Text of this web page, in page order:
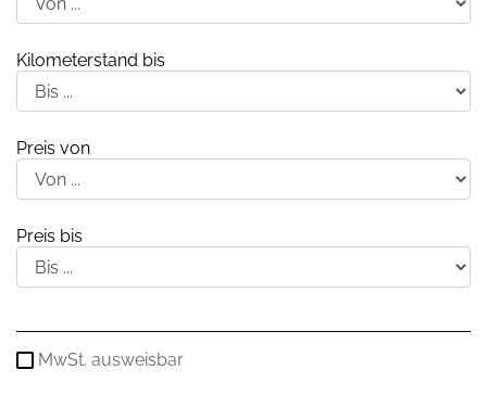
Kilometerstand bis
Preis von
Preis bis
MwSt. ausweisbar